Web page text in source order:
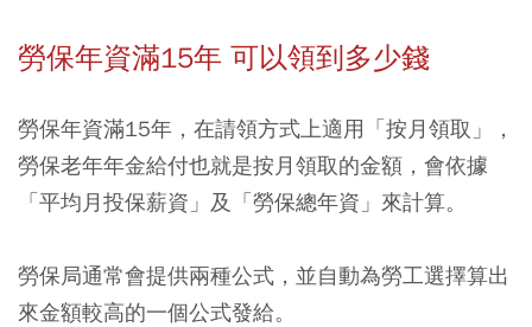
勞保年資滿15年 可以領到多少錢
勞保年資滿15年，在請領方式上適用「按月領取」，
勞保老年年金給付也就是按月領取的金額，會依據
「平均月投保薪資」及「勞保總年資」來計算。
勞保局通常會提供兩種公式，並自動為勞工選擇算出
來金額較高的一個公式發給。